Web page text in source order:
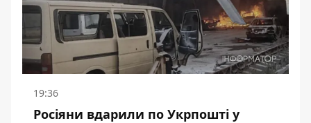
19:36
Росіяни вдарили по Укрпошті у